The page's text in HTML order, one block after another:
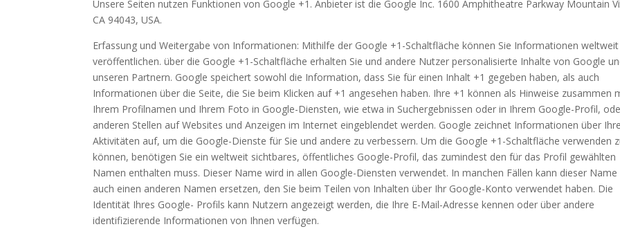
Unsere Seiten nutzen Funktionen von Google +1. Anbieter ist die Google Inc. 1600 Amphitheatre Parkway Mountain
CA 94043, USA.
Erfassung und Weitergabe von Informationen: Mithilfe der Google +1-Schaltfläche können Sie Informationen weltweit
veröffentlichen. über die Google +1-Schaltfläche erhalten Sie und andere Nutzer personalisierte Inhalte von Google
unseren Partnern. Google speichert sowohl die Information, dass Sie für einen Inhalt +1 gegeben haben, als auch
Informationen über die Seite, die Sie beim Klicken auf +1 angesehen haben. Ihre +1 können als Hinweise zusammen
Ihrem Profilnamen und Ihrem Foto in Google-Diensten, wie etwa in Suchergebnissen oder in Ihrem Google-Profil,
anderen Stellen auf Websites und Anzeigen im Internet eingeblendet werden. Google zeichnet Informationen über
Aktivitäten auf, um die Google-Dienste für Sie und andere zu verbessern. Um die Google +1-Schaltfläche verwenden
können, benötigen Sie ein weltweit sichtbares, öffentliches Google-Profil, das zumindest den für das Profil gewählten
Namen enthalten muss. Dieser Name wird in allen Google-Diensten verwendet. In manchen Fällen kann dieser Name
auch einen anderen Namen ersetzen, den Sie beim Teilen von Inhalten über Ihr Google-Konto verwendet haben. Die
Identität Ihres Google- Profils kann Nutzern angezeigt werden, die Ihre E-Mail-Adresse kennen oder über andere
identifizierende Informationen von Ihnen verfügen.